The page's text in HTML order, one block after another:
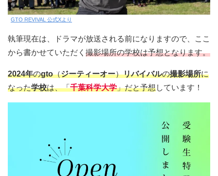
GTO REVIVAL 公式Xより
執筆現在は、ドラマが放送される前になりますので、ここ
から書かせていただく 撮影場所の学校は予想となります。
2024年のgto（ジーティーオー）リバイバルの撮影場所に
なった学校は、「千葉科学大学」だと予想しています！